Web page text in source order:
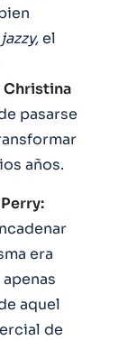
jazzy,el
Christina
pasarse
años.
era
aquel
de